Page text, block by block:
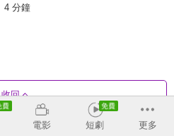
4 分鐘
收回
電影 短劇 更多